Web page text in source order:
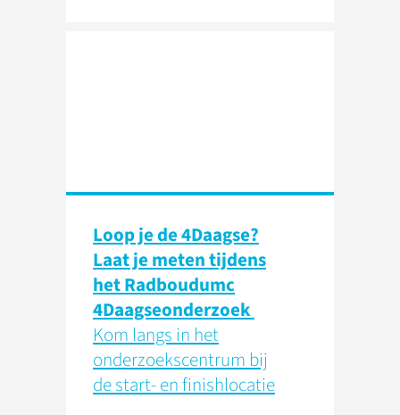
Loop je de 4Daagse?
Laat je meten tijdens
het Radboudumc
4Daagseonderzoek
Kom langs in het
onderzoekscentrum bij
de start- en finishlocatie